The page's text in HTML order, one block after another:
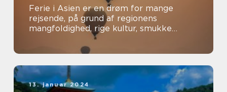
Ferie i Asien er en drøm for mange
rejsende, på grund af regionens
mangfoldighed, rige kultur, smukke
landskaber og spændende oplevelser
13. januar 2024